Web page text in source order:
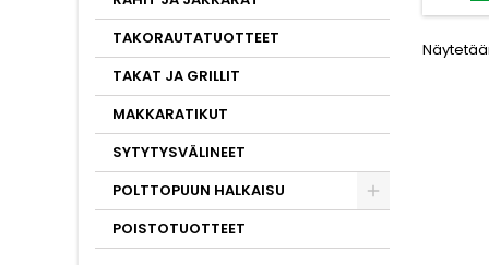
TAKORAUTATUOTTEET
TAKAT JA GRILLIT
MAKKARATIKUT
SYTYTYSVÄLINEET
POLTTOPUUN HALKAISU
POISTOTUOTTEET